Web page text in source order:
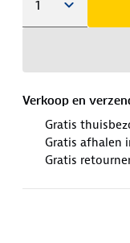
Verkoop en
Gratis
Gratis afhalen
Gratis